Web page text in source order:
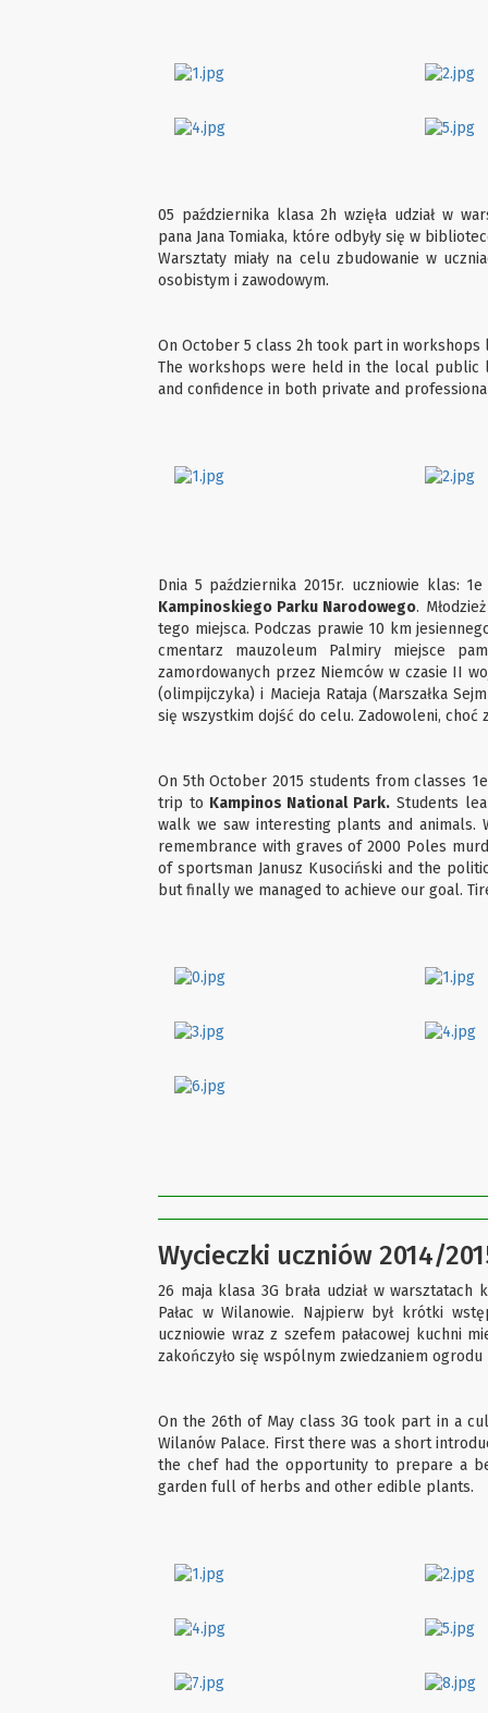
05 października klasa 2h wzięła udział w
pana Jana Tomiaka, które odbyły się w
Warsztaty miały na celu zbudowanie w
osobistym i zawodowym.
On October 5 class 2h took part in workshops
The workshops were held in the local public
and confidence in both private and
Dnia 5 października 2015r. uczniowie klas:
Kampinoskiego Parku Narodowego.
tego miejsca. Podczas prawie 10 km
cmentarz mauzoleum Palmiry miejsce
zamordowanych przez Niemców w czasie II
(olimpijczyka) i Macieja Rataja (Marszałka
się wszystkim dojść do celu. Zadowoleni,
On 5th October 2015 students from classes
trip to Kampinos National Park. Students
walk we saw interesting plants and
remembrance with graves of 2000 Poles
of sportsman Janusz Kusociński and the
but finally we managed to achieve our goal.
Wycieczki uczniów 2014/
26 maja klasa 3G brała udział w
Pałac w Wilanowie. Najpierw był krótki
uczniowie wraz z szefem pałacowej kuchni
zakończyło się wspólnym zwiedzaniem
On the 26th of May class 3G took part in a
Wilanów Palace. First there was a short
the chef had the opportunity to prepare a
garden full of herbs and other edible plants.